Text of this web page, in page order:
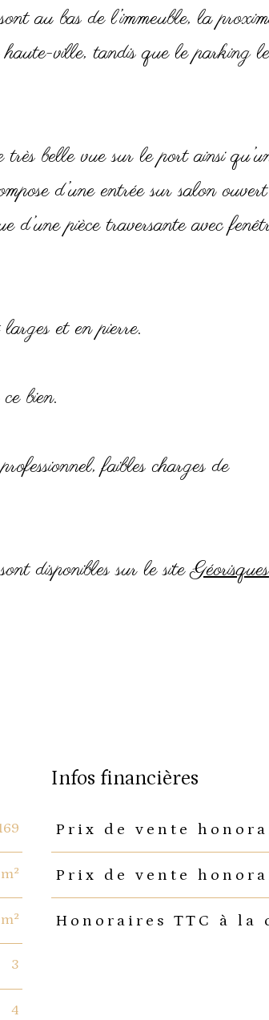
au bas de l’immeuble, la
ville, tandis que le parking le
belle vue sur le port ainsi
d’une entrée sur salon ouvert
d’une pièce traversante avec
et en pierre.
bien.
faibles charges de
disponibles sur le siteGéorisques
3
4
infos financières
Caractéristiques Valeurs
Prix de vente
Prix de vente
Honoraires TTC à la